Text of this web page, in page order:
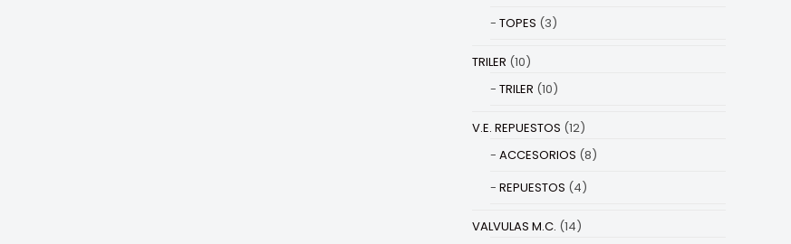
TOPES (3)
TRILER (10)
TRILER (10)
V.E. REPUESTOS (12)
ACCESORIOS (8)
REPUESTOS (4)
VALVULAS M.C. (14)